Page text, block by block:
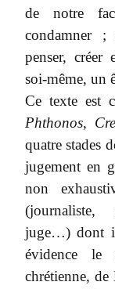
de notre
condamner ;
penser,
soi-même, un
Ce texte est
Phthonos,
quatre stades
jugement en
non
(journaliste,
juge…) dont
évidence le
chrétienne, de